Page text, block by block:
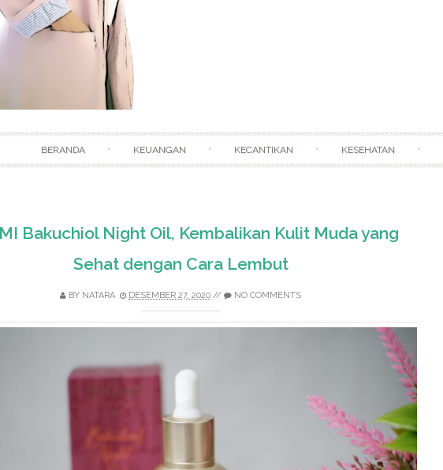
BERANDA KEUANGAN KECANTIKAN KESEHATAN
Bakuchiol Night Oil, Kembalikan Kulit Muda yang
Sehat dengan Cara Lembut
BY NATARA DESEMBER 27, 2020 // NO COMMENTS